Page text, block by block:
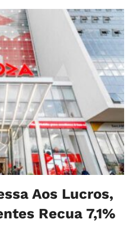
Aos Lucros,
Recua 7,1%